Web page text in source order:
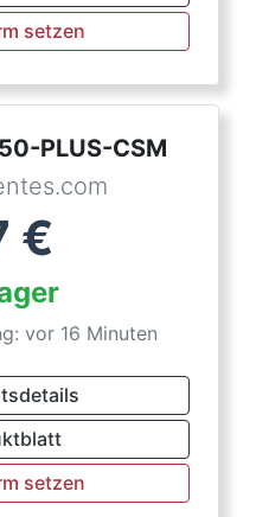
setzen
PLUS-CSM
€
vor 16 Minuten
setzen